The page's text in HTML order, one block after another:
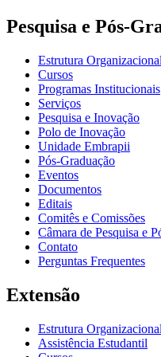
Pesquisa e Pós-
Estrutura Organizacional
Cursos
Programas Institucionais
Serviços
Pesquisa e Inovação
Polo de Inovação
Unidade Embrapii
Pós-Graduação
Eventos
Documentos
Editais
Comitês e Comissões
Câmara de Pesquisa e
Contato
Perguntas Frequentes
Extensão
Estrutura Organizacional
Assistência Estudantil